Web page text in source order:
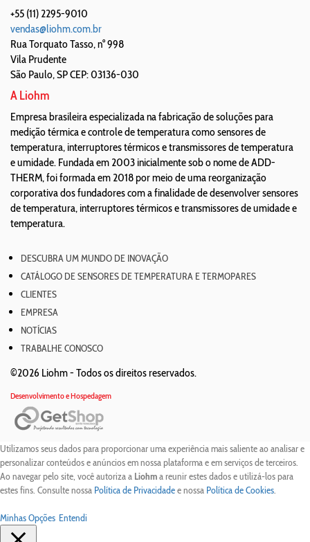
+55 (11) 2295-9010
vendas@liohm.com.br
Rua Torquato Tasso, n° 998
Vila Prudente
São Paulo,SPCEP: 03136-030
A Liohm
Empresa brasileira especializada na fabricação de soluções para
medição térmica e controle de temperatura como sensores de
temperatura, interruptores térmicos e transmissores de temperatura
e umidade. Fundada em 2003 inicialmente sob o nome de ADD-
THERM, foi formada em 2018 por meio de uma reorganização
corporativa dos fundadores com a finalidade de desenvolver sensores
de temperatura, interruptores térmicos e transmissores de umidade e
temperatura.
DESCUBRA UM MUNDO DE INOVAÇÃO
CATÁLOGO DE SENSORES DE TEMPERATURA E TERMOPARES
CLIENTES
EMPRESA
NOTÍCIAS
TRABALHE CONOSCO
©2026 Liohm - Todos os direitos reservados.
Desenvolvimento e Hospedagem
Utilizamos seus dados para proporcionar uma experiência mais saliente ao analisar e
personalizar conteúdos e anúncios em nossa plataforma e em serviços de terceiros.
Ao navegar pelo site, você autoriza a Liohma reunir estes dados e utilizá-los para
estes fins. Consulte nossa Política de Privacidadee nossa Política de Cookies.
Minhas Opções Entendi